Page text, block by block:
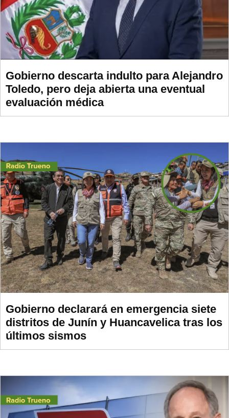
Gobierno descarta indulto para Alejandro
Toledo, pero deja abierta una eventual
evaluación médica
Gobierno declarará en emergencia siete
distritos de Junín y Huancavelica tras los
últimos sismos